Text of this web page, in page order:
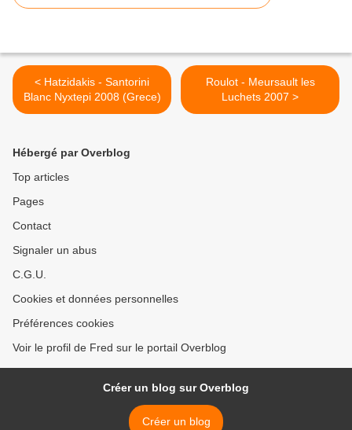
< Hatzidakis - Santorini
Blanc Nyxtepi 2008 (Grece)
Roulot - Meursault les
Luchets 2007 >
Hébergé par Overblog
Top articles
Pages
Contact
Signaler un abus
C.G.U.
Cookies et données personnelles
Préférences cookies
Voir le profil de Fred sur le portail Overblog
Créer un blog sur Overblog
Créer un blog